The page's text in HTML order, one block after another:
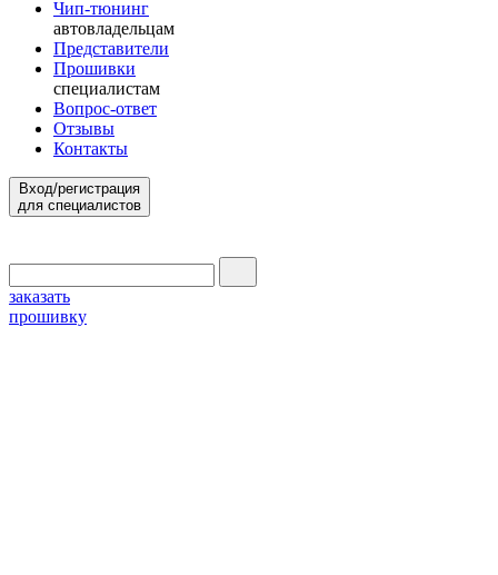
Чип-тюнинг
автовладельцам
Представители
Прошивки
специалистам
Вопрос-ответ
Отзывы
Контакты
Вход/регистрация
для специалистов
заказать
прошивку